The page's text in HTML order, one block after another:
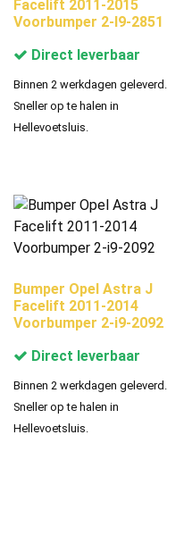
Facelift 2011-2015
Voorbumper 2-I9-2851
Direct leverbaar
Binnen 2 werkdagen geleverd.
Sneller op te halen in
Hellevoetsluis.
Bumper Opel Astra J
Facelift 2011-2014
Voorbumper 2-i9-2092
Direct leverbaar
Binnen 2 werkdagen geleverd.
Sneller op te halen in
Hellevoetsluis.